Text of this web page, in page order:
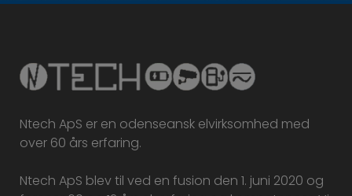
Ntech ApS er en odenseansk elvirksomhed med
over 60 års erfaring.
Ntech ApS blev til ved en fusion den 1. juni 2020 og